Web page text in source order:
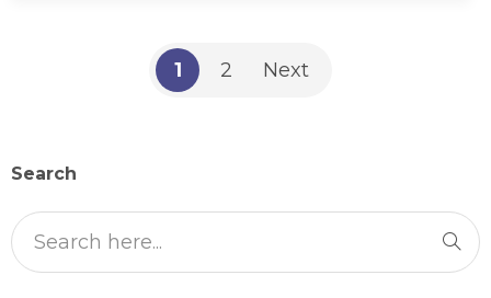
1 2 Next
Search